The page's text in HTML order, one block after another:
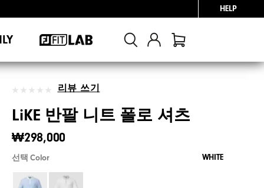
HELP
리뷰 쓰기
LiKE 반팔 니트 폴로 셔츠
₩298,000
선택 Color WHITE